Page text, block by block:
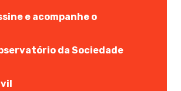
e acompanhe o
da Sociedade